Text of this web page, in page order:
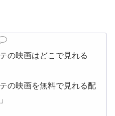
の映画はどこで見れる
の映画を無料で見れる配